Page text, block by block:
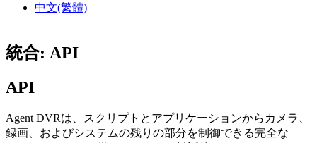
中文(繁體)
統合: API
API
Agent DVRは、スクリプトとアプリケーションからカメラ、
録画、およびシステムの残りの部分を制御できる完全な